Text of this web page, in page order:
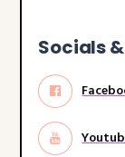
Socials